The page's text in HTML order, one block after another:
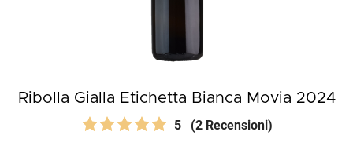
Ribolla Gialla Etichetta Bianca Movia 2024
5 (2 Recensioni)